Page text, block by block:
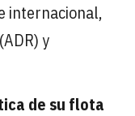
internacional,
y
de su flota